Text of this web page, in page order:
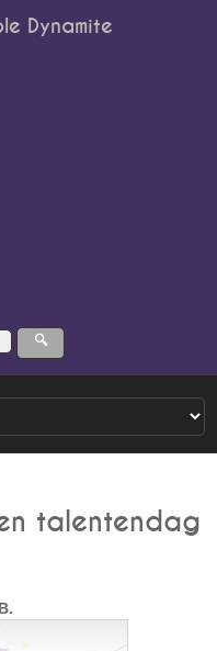
Dynamite
talentendag